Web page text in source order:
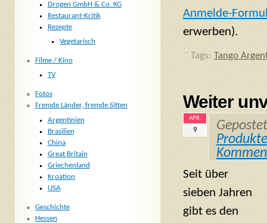
Anmelde-
erwerben).
Tags: Tango
Weiter
APR.
9
Produkte
Seit über
sieben Jahren
gibt es den
Drogen GmbH & Co. KG
Restaurant-Kritik
Rezepte
Vegetarisch
Filme / Kino
TV
Fotos
Fremde Länder, fremde Sitten
Argentinien
Brasilien
China
Great Britain
Griechenland
Kroation
USA
Geschichte
Hessen